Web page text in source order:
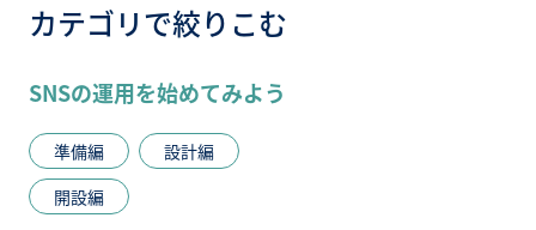
カテゴリで絞りこむ
SNSの運用を始めてみよう
準備編
設計編
開設編